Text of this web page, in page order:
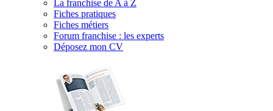
La franchise de A à Z
Fiches pratiques
Fiches métiers
Forum franchise : les experts
Déposez mon CV